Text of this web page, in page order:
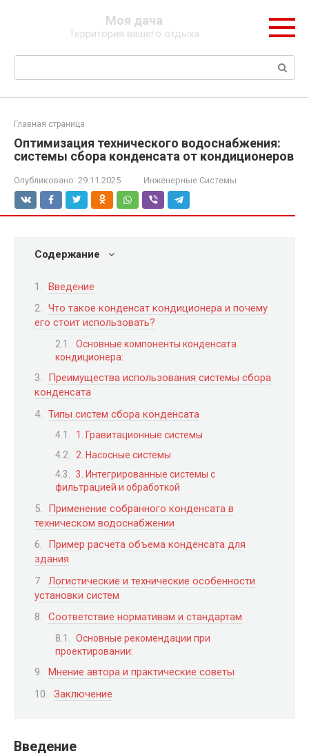
Моя дача
Территория вашего отдыха
Поиск:
Главная страница
Оптимизация технического водоснабжения:
системы сбора конденсата от кондиционеров
Опубликовано: 29.11.2025 Инженерные Системы
Содержание
Введение
Что такое конденсат кондиционера и почему
его стоит использовать?
Основные компоненты конденсата
кондиционера:
Преимущества использования системы сбора
конденсата
Типы систем сбора конденсата
1. Гравитационные системы
2. Насосные системы
3. Интегрированные системы с
фильтрацией и обработкой
Применение собранного конденсата в
техническом водоснабжении
Пример расчета объема конденсата для
здания
Логистические и технические особенности
установки систем
Соответствие нормативам и стандартам
Основные рекомендации при
проектировании:
Мнение автора и практические советы
Заключение
Введение